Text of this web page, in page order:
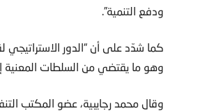
ودفع التنمية”.
كما شدّد على أن “الدور الاستراتيجي
وهو ما يقتضي من السلطات المعنية
وقال محمد رجايبية، عضو المكتب